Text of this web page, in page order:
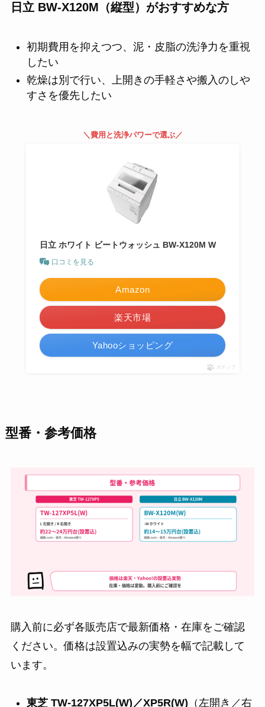
日立 BW-X120M（縦型）がおすすめな方
初期費用を抑えつつ、泥・皮脂の洗浄力を重視
したい
乾燥は別で行い、上開きの手軽さや搬入のしや
すさを優先したい
＼費用と洗浄パワーで選ぶ／
日立 ホワイト ビートウォッシュ BW-X120M W
口コミを見る
Amazon
楽天市場
Yahooショッピング
ポチップ
型番・参考価格
購入前に必ず各販売店で最新価格・在庫をご確認
ください。価格は設置込みの実勢を幅で記載して
います。
東芝 TW-127XP5L(W)／XP5R(W) （左開き／右